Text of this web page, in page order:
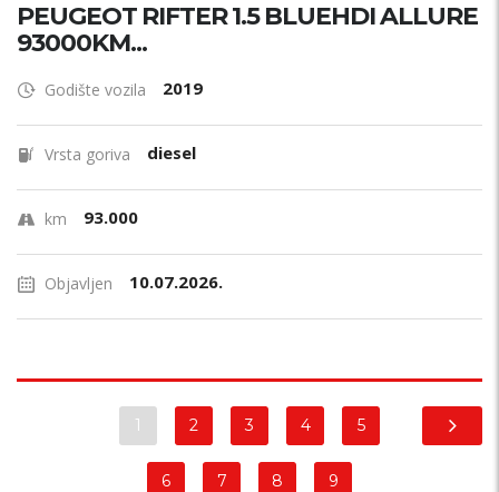
PEUGEOT RIFTER 1.5 BLUEHDI ALLURE
93000KM...
Godište vozila 2019
Vrsta goriva diesel
km 93.000
Objavljen 10.07.2026.
1 2 3 4 5
6 7 8 9